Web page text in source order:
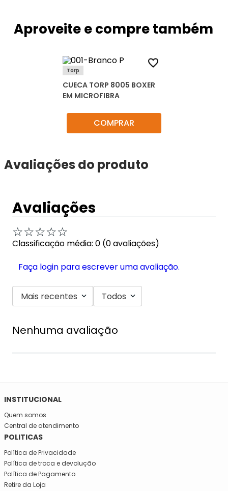
Aproveite e compre também
Torp
CUECA TORP 8005 BOXER
EM MICROFIBRA
COMPRAR
Avaliações do produto
Avaliações
☆☆☆☆☆
Classificação média: 0 (0 avaliações)
Faça login para escrever uma avaliação.
Mais recentes Todos
Nenhuma avaliação
SE INSCREVA NA NOSSA NEWSLETTER!
Fique por dentro e seja informado em primeira mão de todas
as novidades da Mega São José!
INSTITUCIONAL